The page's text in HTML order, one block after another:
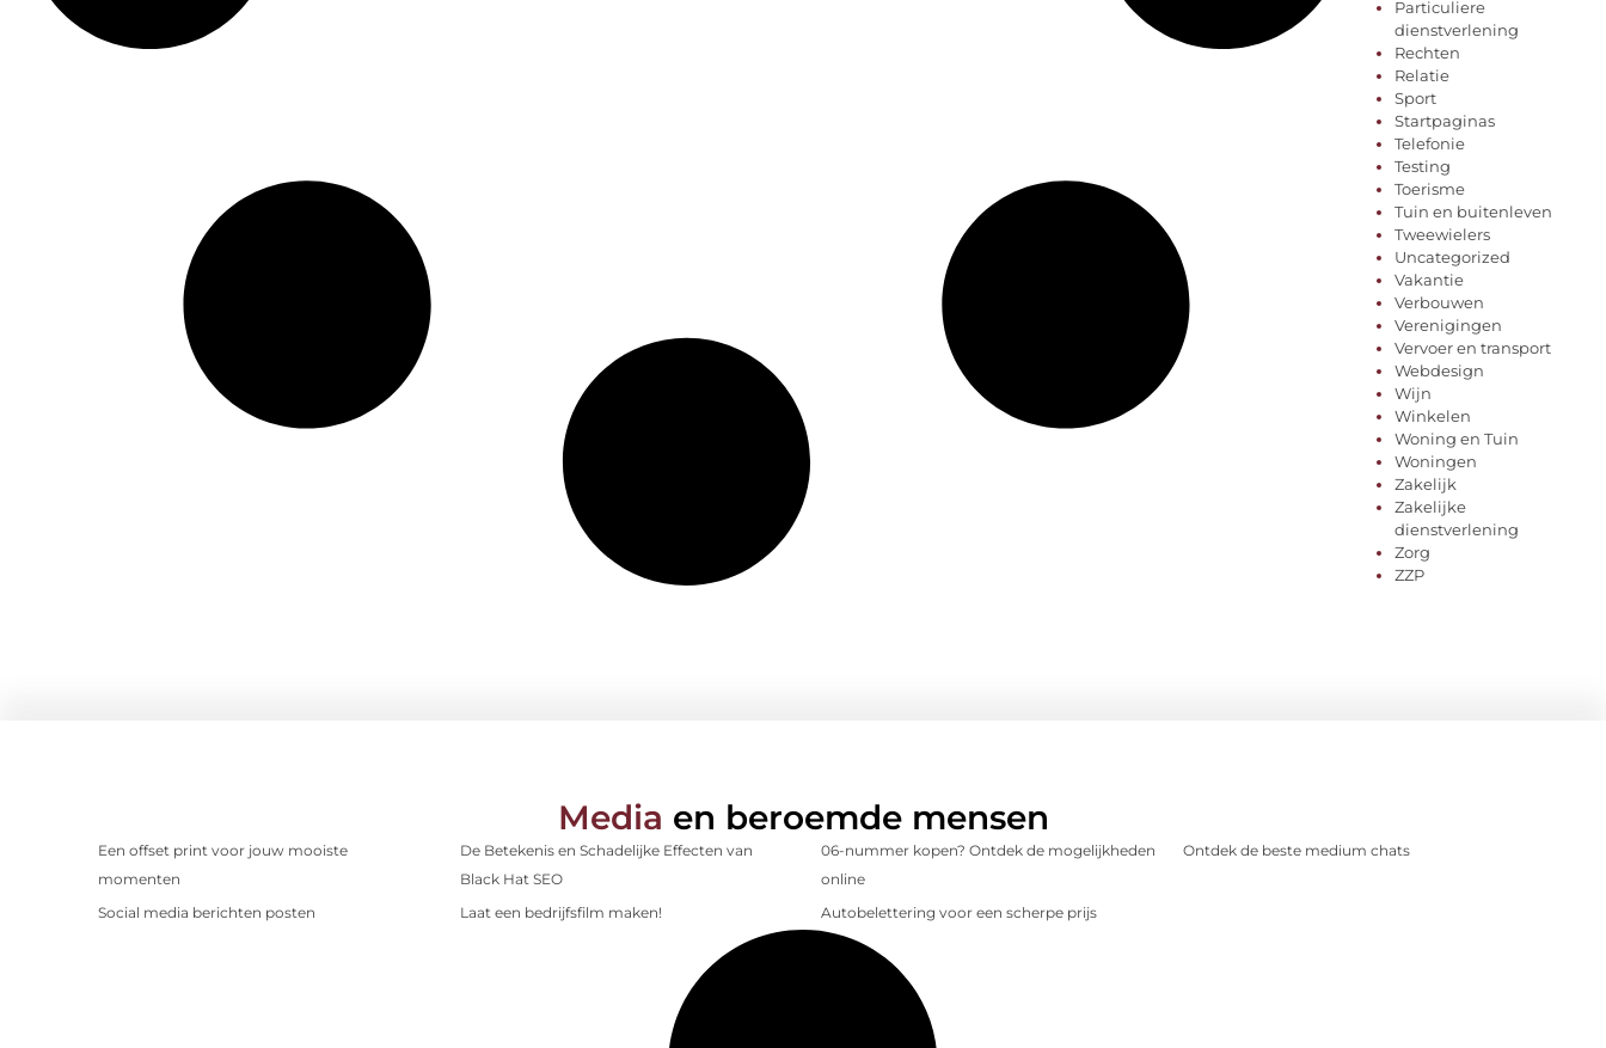
Particuliere
dienstverlening
Rechten
Relatie
Sport
Startpaginas
Telefonie
Testing
Toerisme
Tuin en buitenleven
Tweewielers
Uncategorized
Vakantie
Verbouwen
Verenigingen
Vervoer en transport
Webdesign
Wijn
Winkelen
Woning en Tuin
Woningen
Zakelijk
Zakelijke
dienstverlening
Zorg
ZZP
Media en beroemde mensen
Een offset print voor jouw mooiste
momenten
De Betekenis en Schadelijke Effecten van
Black Hat SEO
06-nummer kopen? Ontdek de mogelijkheden
online
Ontdek de beste medium chats
Social media berichten posten Laat een bedrijfsfilm maken! Autobelettering voor een scherpe prijs